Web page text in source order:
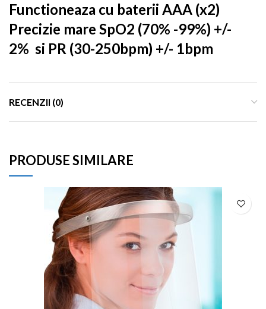
Functioneaza cu baterii AAA (x2)
Precizie mare SpO2 (70% -99%) +/-
2% si PR (30-250bpm) +/- 1bpm
RECENZII (0)
PRODUSE SIMILARE